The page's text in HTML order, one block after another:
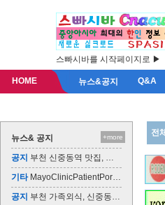
스빠시바를 시작페이지로 ▶
HOME 뉴스&공지 Q&A
뉴스& 공지
공지 부천 신중동역 맛집, 미쓰발랑코에서 한식의 매…
기타 MayoClinicPatientPortal
공지 부천 가족외식, 신중동역에서 즐기는 맛있는 한…
+more 전체